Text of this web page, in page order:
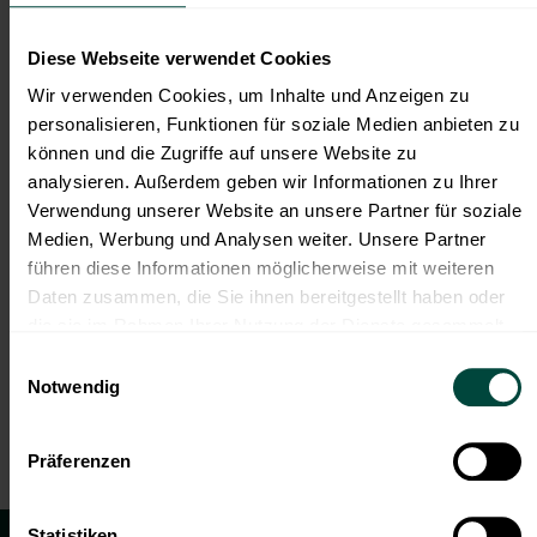
Diese Webseite verwendet Cookies
Wir verwenden Cookies, um Inhalte und Anzeigen zu
personalisieren, Funktionen für soziale Medien anbieten zu
können und die Zugriffe auf unsere Website zu
analysieren. Außerdem geben wir Informationen zu Ihrer
Verwendung unserer Website an unsere Partner für soziale
Medien, Werbung und Analysen weiter. Unsere Partner
führen diese Informationen möglicherweise mit weiteren
Daten zusammen, die Sie ihnen bereitgestellt haben oder
Notwendig
Präferenzen
Hausnummer
Ort
Land
Ich akzeptiere dieDatenschutzbestimmungen. *